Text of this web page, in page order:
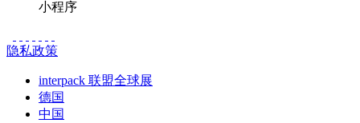
小程序
隐私政策
interpack 联盟全球展
德国
中国